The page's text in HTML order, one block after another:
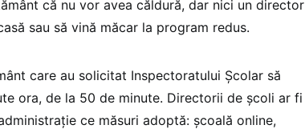
că nu vor avea căldură, dar nici un director
sau să vină măcar la program redus.
care au solicitat Inspectoratului Școlar să
ora, de la 50 de minute. Directorii de școli ar fi
ce măsuri adoptă: școală online,